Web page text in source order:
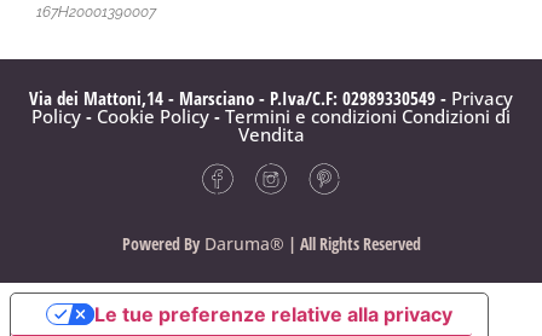
167H20001390007
Via dei Mattoni,14 - Marsciano - P.Iva/C.F: 02989330549 - Privacy
Policy - Cookie Policy - Termini e condizioni Condizioni di
Vendita
Powered ByDaruma® | All Rights Reserved
Le tue preferenze relative alla privacy